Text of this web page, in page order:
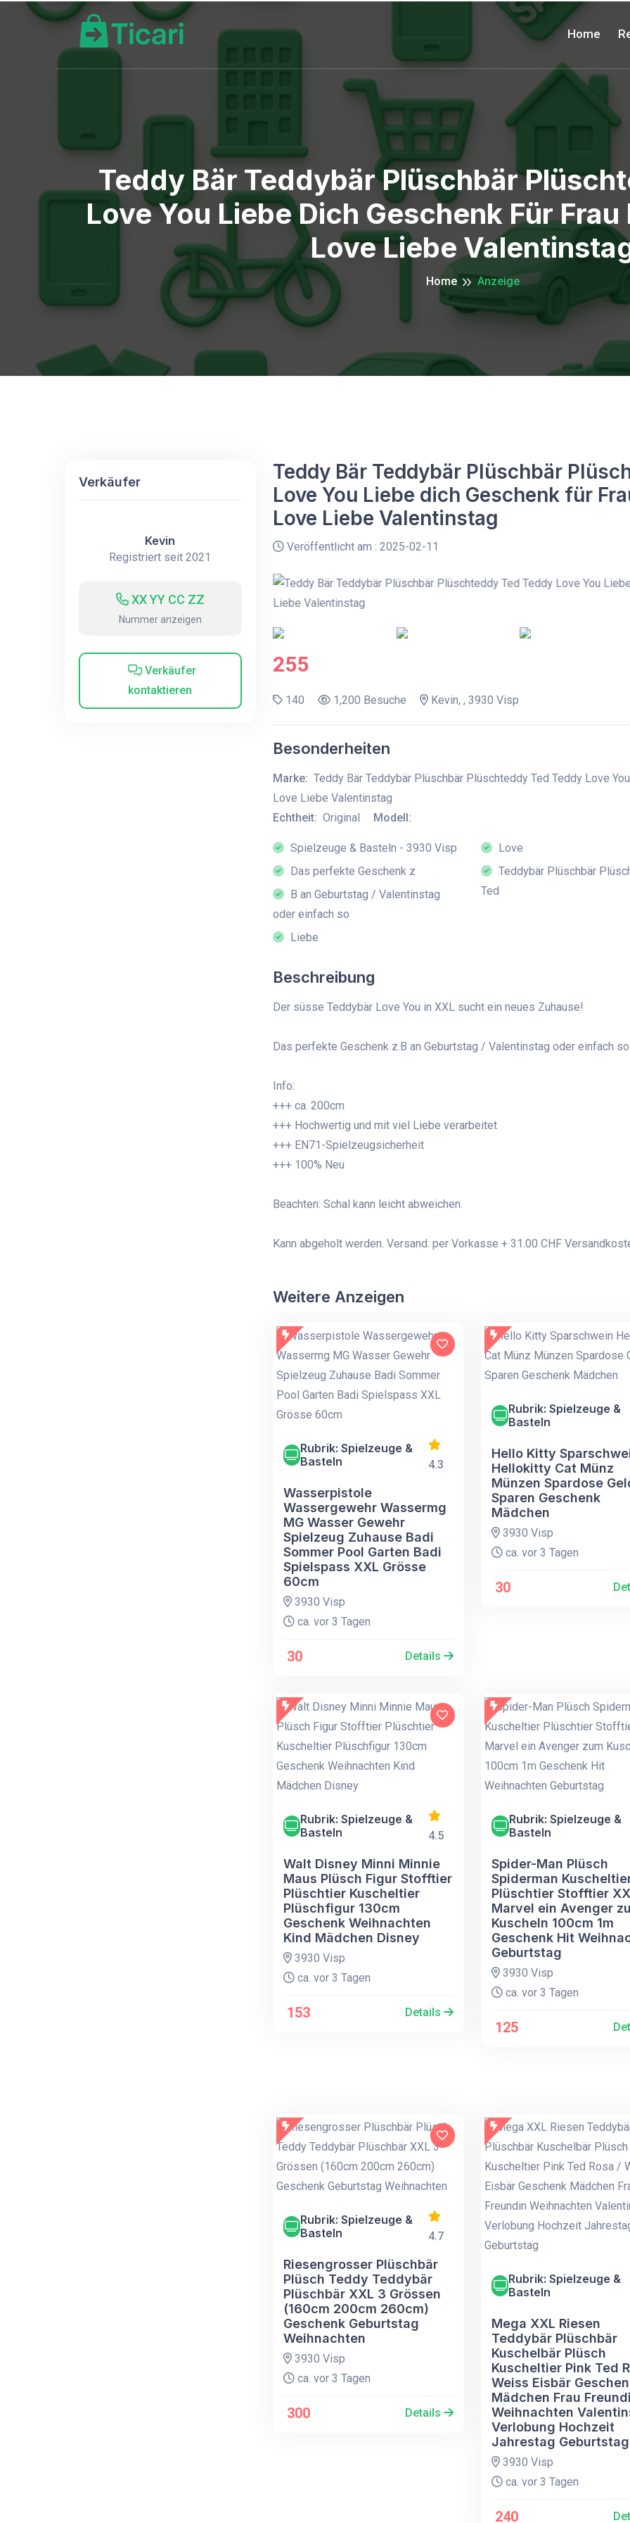
Home
Teddy Bär Teddybär Plüschbär
Love You Liebe Dich Geschenk Für
Love Liebe
Home Anzeige
Verkäufer
Kevin
Registriert seit 2021
XX YY CC ZZ
Nummer anzeigen
Verkäufer
kontaktieren
Teddy Bär Teddybär Plüschbär
Love You Liebe dich Geschenk für
Love Liebe Valentinstag
Veröffentlicht am : 2025-02-11
255
140 1,200 Besuche Kevin, , 3930 Visp
Besonderheiten
Marke: Teddy Bär Teddybär Plüschbär Plüschteddy Ted Teddy Love
Love Liebe Valentinstag
Echtheit: Original Modell:
Spielzeuge & Basteln - 3930 Visp
Das perfekte Geschenk z
B an Geburtstag / Valentinstag
oder einfach so
Liebe
Love
Teddybär Plüschbär
Ted
Beschreibung
Der süsse Teddybär Love You in XXL sucht ein neues Zuhause!
Das perfekte Geschenk z.B an Geburtstag / Valentinstag oder einfach so...
Info:
+++ ca. 200cm
+++ Hochwertig und mit viel Liebe verarbeitet
+++ EN71-Spielzeugsicherheit
+++ 100% Neu
Beachten: Schal kann leicht abweichen.
Kann abgeholt werden. Versand: per Vorkasse + 31.00 CHF
Weitere Anzeigen
Rubrik: Spielzeuge &
Basteln
4.3
Wasserpistole
Wassergewehr Wassermg
MG Wasser Gewehr
Spielzeug Zuhause Badi
Sommer Pool Garten Badi
Spielspass XXL Grösse
60cm
3930 Visp
ca. vor 3 Tagen
30 Details
Rubrik: Spielzeuge &
Basteln
Hello Kitty
Hellokitty Cat Münz
Münzen Spardose
Sparen Geschenk
Mädchen
3930 Visp
ca. vor 3 Tagen
30
Rubrik: Spielzeuge &
Basteln
4.5
Walt Disney Minni Minnie
Maus Plüsch Figur Stofftier
Plüschtier Kuscheltier
Plüschfigur 130cm
Geschenk Weihnachten
Kind Mädchen Disney
3930 Visp
ca. vor 3 Tagen
153 Details
Rubrik: Spielzeuge &
Basteln
Spider-Man Plüsch
Spiderman
Plüschtier Stofftier
Marvel ein Avenger
Kuscheln 100cm 1m
Geschenk Hit
Geburtstag
3930 Visp
ca. vor 3 Tagen
125
Rubrik: Spielzeuge &
Basteln
4.7
Riesengrosser Plüschbär
Plüsch Teddy Teddybär
Plüschbär XXL 3 Grössen
(160cm 200cm 260cm)
Geschenk Geburtstag
Weihnachten
3930 Visp
ca. vor 3 Tagen
300 Details
Rubrik: Spielzeuge &
Basteln
Mega XXL Riesen
Teddybär Plüschbär
Kuschelbär Plüsch
Kuscheltier Pink Ted
Weiss Eisbär
Mädchen Frau
Weihnachten
Verlobung Hochzeit
Jahrestag Geburtstag
3930 Visp
ca. vor 3 Tagen
240